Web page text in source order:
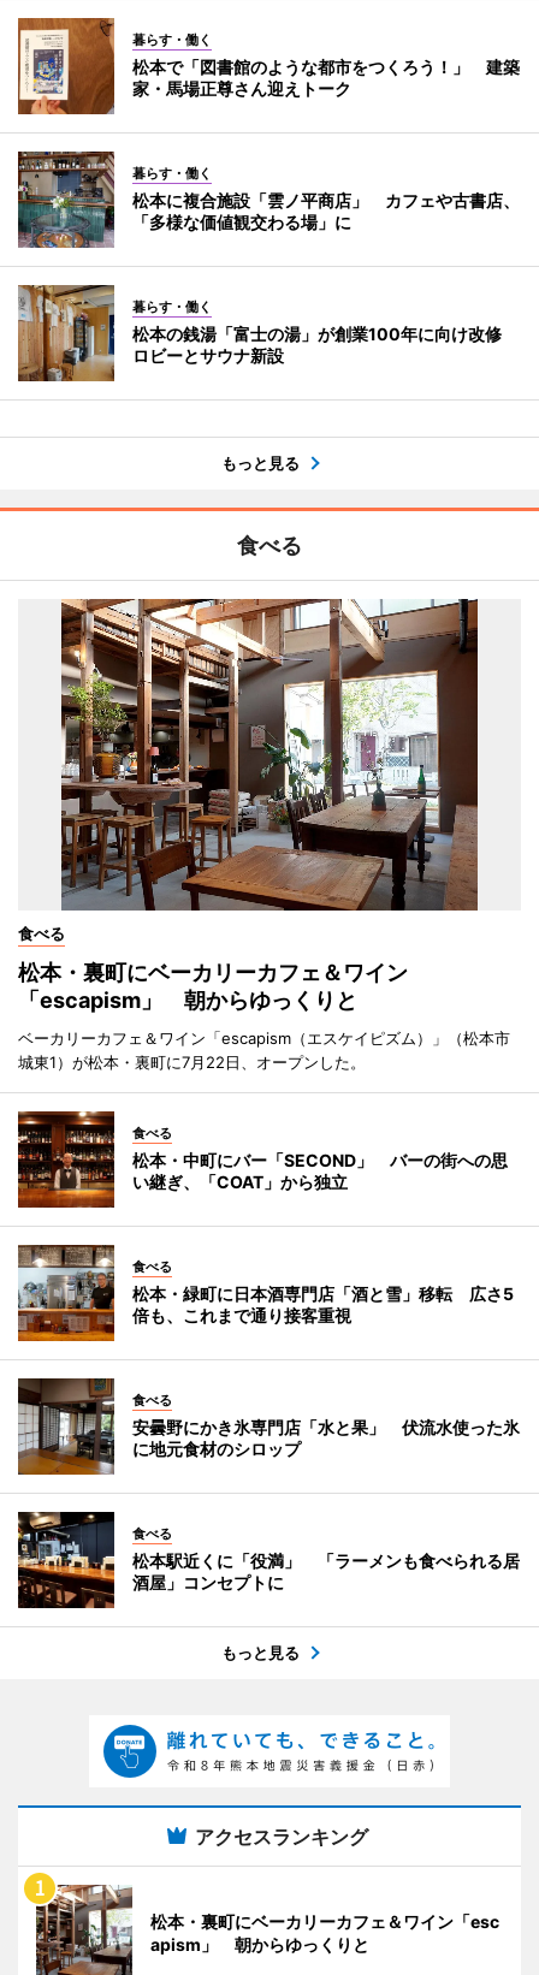
暮らす・働く
松本で「図書館のような都市をつくろう！」 建築
家・馬場正尊さん迎えトーク
暮らす・働く
松本に複合施設「雲ノ平商店」 カフェや古書店、
「多様な価値観交わる場」に
暮らす・働く
松本の銭湯「富士の湯」が創業100年に向け改修
ロビーとサウナ新設
もっと見る
食べる
食べる
松本・裏町にベーカリーカフェ＆ワイン
「escapism」 朝からゆっくりと
ベーカリーカフェ＆ワイン「escapism（エスケイピズム）」（松本市
城東1）が松本・裏町に7月22日、オープンした。
食べる
松本・中町にバー「SECOND」 バーの街への思
い継ぎ、「COAT」から独立
食べる
松本・緑町に日本酒専門店「酒と雪」移転 広さ5
倍も、これまで通り接客重視
食べる
安曇野にかき氷専門店「水と果」 伏流水使った氷
に地元食材のシロップ
食べる
松本駅近くに「役満」 「ラーメンも食べられる居
酒屋」コンセプトに
もっと見る
アクセスランキング
松本・裏町にベーカリーカフェ＆ワイン「esc
apism」 朝からゆっくりと